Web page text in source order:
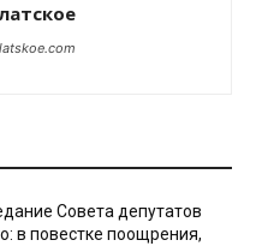
Совета депутатов
в повестке поощрения,